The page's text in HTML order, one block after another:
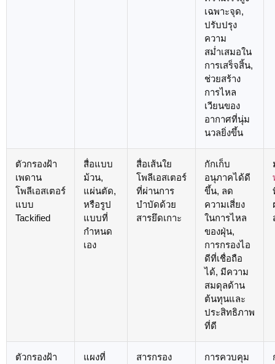
เฉพาะจุด,
ปรับปรุง
ความ
สม่ำเสมอใน
การเสร็จสิ้น,
ช่วยสร้าง
การไหล
เวียนของ
อากาศที่นุ่ม
นวลยิ่งขึ้น
ตัวกรองฝ้า
เพดาน
โพลีเอสเตอร์
แบบ
Tackified
สื่อแบบ
ม้วน,
แผ่นตัด,
หรือรูป
แบบที่
กำหนด
เอง
สื่อเส้นใย
โพลีเอสเตอร์
ที่ผ่านการ
บำบัดด้วย
สารยึดเกาะ
กักเก็บ
อนุภาคได้ดี
ขึ้น, ลด
ความเสี่ยง
ในการไหล
ของฝุ่น,
การกรองไอ
ดีที่เชื่อถือ
ได้, มีความ
สมดุลด้าน
ต้นทุนและ
ประสิทธิภาพ
ที่ดี
ตัวกรองฝ้า
แผงที่
สารกรอง
การควบคุม